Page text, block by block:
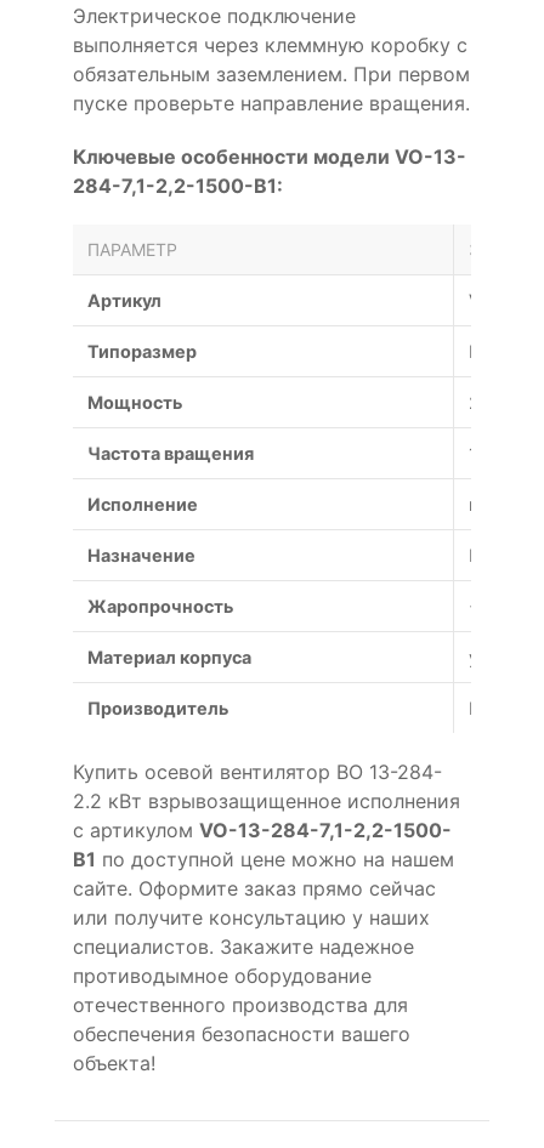
Электрическое подключение
выполняется через клеммную коробку с
обязательным заземлением. При первом
пуске проверьте направление вращения.
Ключевые особенности модели VO-13-
284-7,1-2,2-1500-B1:
ПАРАМЕТР
Артикул VO-13-
Типоразмер №
Мощность 2.2 кВт
Частота вращения 1500
Исполнение
Назначение
Жаропрочность +600°С
Материал корпуса
Производитель Россия
Купить осевой вентилятор ВО 13-284-
2.2 кВт взрывозащищенное исполнения
с артикулом VO-13-284-7,1-2,2-1500-
B1 по доступной цене можно на нашем
сайте. Оформите заказ прямо сейчас
или получите консультацию у наших
специалистов. Закажите надежное
противодымное оборудование
отечественного производства для
обеспечения безопасности вашего
объекта!